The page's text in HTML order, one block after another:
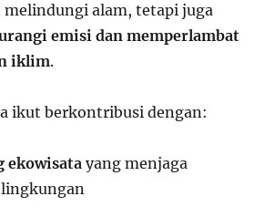
melindungi alam, tetapi juga
emisi dan memperlambat
iklim.
ikut berkontribusi dengan:
ekowisatayang menjaga